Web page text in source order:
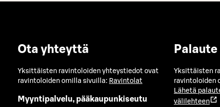
Ota yhteyttä
Yksittäisten ravintoloiden yhteystiedot ovat
ravintoloiden omilla sivuilla: Ravintolat
Myyntipalvelu, pääkaupunkiseutu
Palaute
Yksittäisten
ravintoloiden
Lähetä
välilehteen